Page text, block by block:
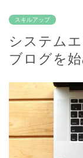
スキルアップ
システム
ブログを